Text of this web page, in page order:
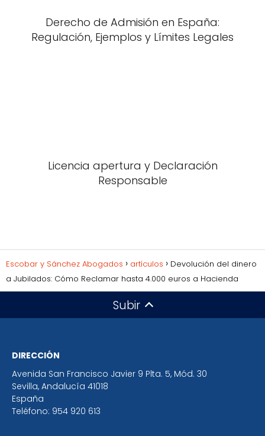
Derecho de Admisión en España:
Regulación, Ejemplos y Límites Legales
Licencia apertura y Declaración
Responsable
Escobar y Sánchez Abogados artículos
Devolución del dinero
a Jubilados: Cómo Reclamar hasta 4.000 euros a Hacienda
Subir
DIRECCIÓN
Avenida San Francisco Javier 9 Plta. 5, Mód. 30
Sevilla, Andalucía 41018
España
Teléfono: 954 920 613